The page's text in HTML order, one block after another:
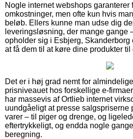
Nogle internet webshops garanterer
omkostninger, men ofte kun hvis
beløb. Ellers kunne man udse dig
leveringsløsning, der mange gange
opholder sig i Esbjerg,
at få dem til at køre dine produkter
Det er i høj grad nemt for
prisniveauet hos forskellige e-
har massevis af Ortlieb internet
uundgåeligt at presse
varer – til piger og drenge, og
eftertrykkeligt, og endda nogle
beregning.